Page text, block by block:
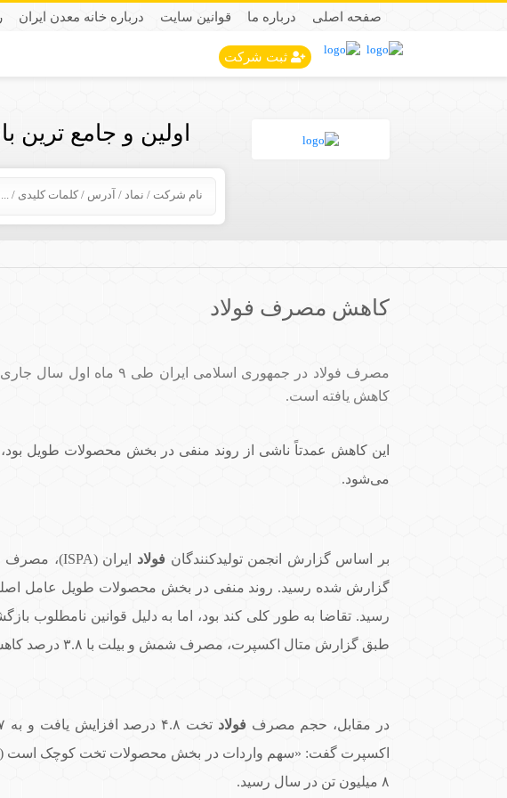
صفحه اصلی درباره ما قوانین سایت درباره خانه معدن ایران
ثبت شرکت
اولین و جامع
کاهش مصرف فولاد
کاهش یافته است.
این کاهش عمدتاً ناشی از روند منفی در بخش محصولات طویل
می‌شود.
بر اساس گزارش انجمن تولیدکنندگان فولاد
رسید. تقاضا به طور کلی کند بود، اما به دلیل قوانین نامطلوب
طبق گزارش متال اکسپرت، مصرف شمش و بیلت با ۳.۸ درصد کاهش به ۱۰.۶ میلیون تن رسید.
در مقابل، حجم مصرف فولاد
۸ میلیون تن در سال رسید.